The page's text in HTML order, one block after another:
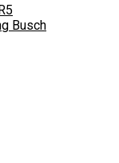
Busch